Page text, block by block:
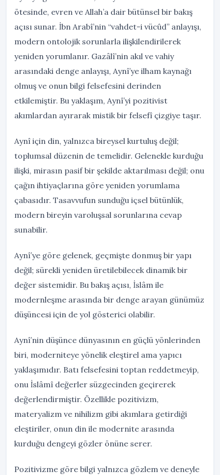
ötesinde, evren ve Allah’a dair bütünsel bir bakış
açısı sunar. İbn Arabî’nin “vahdet-i vücûd” anlayışı,
modern ontolojik sorunlarla ilişkilendirilerek
yeniden yorumlanır. Gazâlî’nin akıl ve vahiy
arasındaki denge anlayışı, Aynî’ye ilham kaynağı
olmuş ve onun bilgi felsefesini derinden
etkilemiştir. Bu yaklaşım, Aynî’yi pozitivist
akımlardan ayırarak mistik bir felsefî çizgiye taşır.
Aynî için din, yalnızca bireysel kurtuluş değil;
toplumsal düzenin de temelidir. Gelenekle kurduğu
ilişki, mirasın pasif bir şekilde aktarılması değil; onu
çağın ihtiyaçlarına göre yeniden yorumlama
çabasıdır. Tasavvufun sunduğu içsel bütünlük,
modern bireyin varoluşsal sorunlarına cevap
sunabilir.
Aynî’ye göre gelenek, geçmişte donmuş bir yapı
değil; sürekli yeniden üretilebilecek dinamik bir
değer sistemidir. Bu bakış açısı, İslâm ile
modernleşme arasında bir denge arayan günümüz
düşüncesi için de yol gösterici olabilir.
Aynî’nin düşünce dünyasının en güçlü yönlerinden
biri, moderniteye yönelik eleştirel ama yapıcı
yaklaşımıdır. Batı felsefesini toptan reddetmeyip,
onu İslâmî değerler süzgecinden geçirerek
değerlendirmiştir. Özellikle pozitivizm,
materyalizm ve nihilizm gibi akımlara getirdiği
eleştiriler, onun din ile modernite arasında
kurduğu dengeyi gözler önüne serer.
Pozitivizme göre bilgi yalnızca gözlem ve deneyle